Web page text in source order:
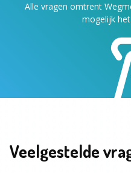
Alle vragen omtrent
mogelijk
Veelgestelde